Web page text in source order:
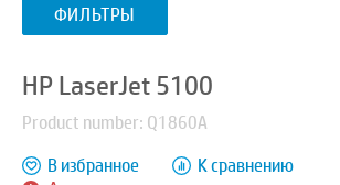
ФИЛЬТРЫ
HP LaserJet 5100
Product number: Q1860A
В избранное К сравнению